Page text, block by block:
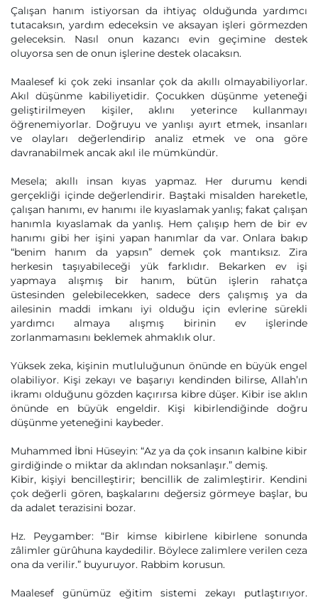
Çalışan hanım istiyorsan da ihtiyaç olduğunda yardımcı
tutacaksın, yardım edeceksin ve aksayan işleri görmezden
geleceksin. Nasıl onun kazancı evin geçimine destek
oluyorsa sen de onun işlerine destek olacaksın.
Maalesef ki çok zeki insanlar çok da akıllı olmayabiliyorlar.
Akıl düşünme kabiliyetidir. Çocukken düşünme yeteneği
geliştirilmeyen kişiler, aklını yeterince kullanmayı
öğrenemiyorlar. Doğruyu ve yanlışı ayırt etmek, insanları
ve olayları değerlendirip analiz etmek ve ona göre
davranabilmek ancak akıl ile mümkündür.
Mesela; akıllı insan kıyas yapmaz. Her durumu kendi
gerçekliği içinde değerlendirir. Baştaki misalden hareketle,
çalışan hanımı, ev hanımı ile kıyaslamak yanlış; fakat çalışan
hanımla kıyaslamak da yanlış. Hem çalışıp hem de bir ev
hanımı gibi her işini yapan hanımlar da var. Onlara bakıp
“benim hanım da yapsın” demek çok mantıksız. Zira
herkesin taşıyabileceği yük farklıdır. Bekarken ev işi
yapmaya alışmış bir hanım, bütün işlerin rahatça
üstesinden gelebilecekken, sadece ders çalışmış ya da
ailesinin maddi imkanı iyi olduğu için evlerine sürekli
yardımcı almaya alışmış birinin ev işlerinde
zorlanmamasını beklemek ahmaklık olur.
Yüksek zeka, kişinin mutluluğunun önünde en büyük engel
olabiliyor. Kişi zekayı ve başarıyı kendinden bilirse, Allah’ın
ikramı olduğunu gözden kaçırırsa kibre düşer. Kibir ise aklın
önünde en büyük engeldir. Kişi kibirlendiğinde doğru
düşünme yeteneğini kaybeder.
Muhammed İbni Hüseyin: “Az ya da çok insanın kalbine kibir
girdiğinde o miktar da aklından noksanlaşır.” demiş.
Kibir, kişiyi bencilleştirir; bencillik de zalimleştirir. Kendini
çok değerli gören, başkalarını değersiz görmeye başlar, bu
da adalet terazisini bozar.
Hz. Peygamber: “Bir kimse kibirlene kibirlene sonunda
zâlimler gürûhuna kaydedilir. Böylece zalimlere verilen ceza
ona da verilir.” buyuruyor. Rabbim korusun.
Maalesef günümüz eğitim sistemi zekayı putlaştırıyor.